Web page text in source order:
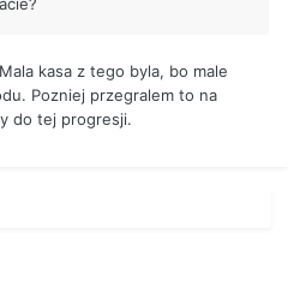
kasa z tego byla, bo male
Pozniej przegralem to na
do tej progresji.